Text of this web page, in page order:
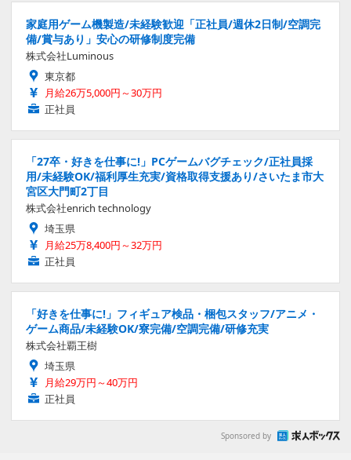
家庭用ゲーム機製造/未経験歓迎「正社員/週休2日制/空調完
備/賞与あり」安心の研修制度完備
株式会社Luminous
東京都
月給26万5,000円～30万円
正社員
「27卒・好きを仕事に!」PCゲームバグチェック/正社員採
用/未経験OK/福利厚生充実/資格取得支援あり/さいたま市大
宮区大門町2丁目
株式会社enrich technology
埼玉県
月給25万8,400円～32万円
正社員
「好きを仕事に!」フィギュア検品・梱包スタッフ/アニメ・
ゲーム商品/未経験OK/寮完備/空調完備/研修充実
株式会社覇王樹
埼玉県
月給29万円～40万円
正社員
Sponsored by